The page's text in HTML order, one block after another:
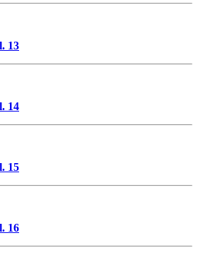
13
14
15
16